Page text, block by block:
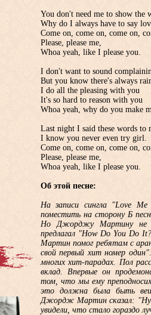
You don't need me to show the
Why do I always have to say
Come on, come on, come on,
Please, please me,
Whoa yeah, like I please you.
I don't want to sound
But you know there's always
I do all the pleasing with you
It's so hard to reason with you
Whoa yeah, why do you make
Last night I said these words to
I know you never even try girl.
Come on, come on, come on,
Please, please me,
Whoa yeah, like I please you.
Об этой песне:
На записи сингла "Love
поместить на сторону Б
Но Джорджу Мартину не
предлагал "How Do You
Мартин помог ребятам с
свой первый хит номер
многих хит-парадах. Пол
вклад. Впервые он
том, что мы ему
это должна была быть
Джордж Мартин сказал:
увидели, что стало гораздо